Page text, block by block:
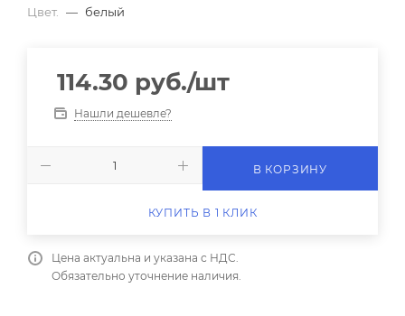
Цвет.
— белый
114.30 руб./шт
Нашли дешевле?
В КОРЗИНУ
КУПИТЬ В 1 КЛИК
Цена актуальна и указана с НДС.
Обязательно уточнение наличия.